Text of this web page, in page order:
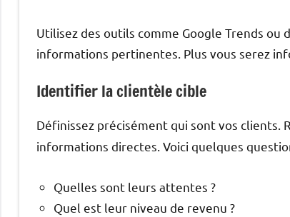
Utilisez des outils comme Google Trends ou
informations pertinentes. Plus vous serez
Identifier la clientèle cible
Définissez précisément qui sont vos clients.
informations directes. Voici quelques
Quelles sont leurs attentes ?
Quel est leur niveau de revenu ?